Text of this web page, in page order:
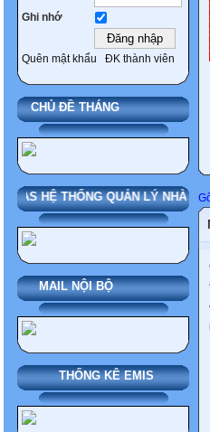
Ghi nhớ
Quên mật khẩu ĐK thành viên
CHỦ ĐỀ THÁNG
SMAS HỆ THỐNG QUẢN LÝ NHÀ
MAIL NỘI BỘ
THỐNG KÊ EMIS